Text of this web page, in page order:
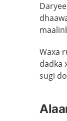
Waxa
dadka
sugi